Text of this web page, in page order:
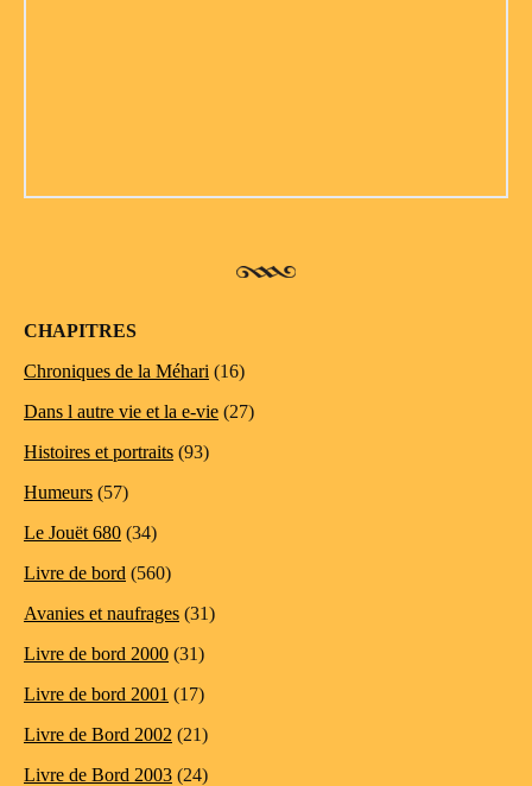
CHAPITRES
Chroniques de la Méhari (16)
Dans l autre vie et la e-vie (27)
Histoires et portraits (93)
Humeurs (57)
Le Jouët 680 (34)
Livre de bord (560)
Avanies et naufrages (31)
Livre de bord 2000 (31)
Livre de bord 2001 (17)
Livre de Bord 2002 (21)
Livre de Bord 2003 (24)